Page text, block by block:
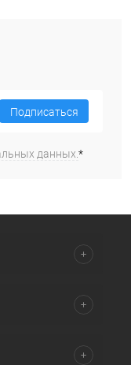
Подписаться
данных.*